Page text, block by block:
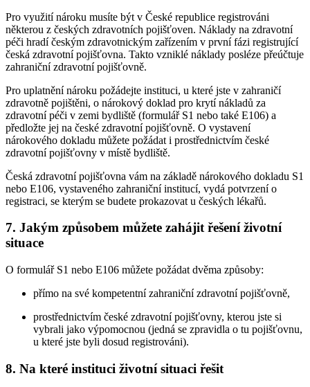
Pro využití nároku musíte být v České republice registrováni
některou z českých zdravotních pojišťoven. Náklady na zdravotní
péči hradí českým zdravotnickým zařízením v první fázi registrující
česká zdravotní pojišťovna. Takto vzniklé náklady posléze přeúčtuje
zahraniční zdravotní pojišťovně.
Pro uplatnění nároku požádejte instituci, u které jste v zahraničí
zdravotně pojištěni, o nárokový doklad pro krytí nákladů za
zdravotní péči v zemi bydliště (formulář S1 nebo také E106) a
předložte jej na české zdravotní pojišťovně. O vystavení
nárokového dokladu můžete požádat i prostřednictvím české
zdravotní pojišťovny v místě bydliště.
Česká zdravotní pojišťovna vám na základě nárokového dokladu S1
nebo E106, vystaveného zahraniční institucí, vydá potvrzení o
registraci, se kterým se budete prokazovat u českých lékařů.
7. Jakým způsobem můžete zahájit řešení životní
situace
O formulář S1 nebo E106 můžete požádat dvěma způsoby:
přímo na své kompetentní zahraniční zdravotní pojišťovně,
prostřednictvím české zdravotní pojišťovny, kterou jste si
vybrali jako výpomocnou (jedná se zpravidla o tu pojišťovnu,
u které jste byli dosud registrováni).
8. Na které instituci životní situaci řešit